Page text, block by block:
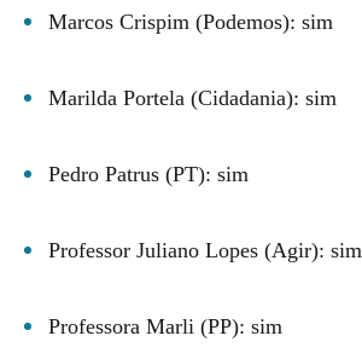
Marcos Crispim (Podemos): sim
Marilda Portela (Cidadania): sim
Pedro Patrus (PT): sim
Professor Juliano Lopes (Agir): sim
Professora Marli (PP): sim